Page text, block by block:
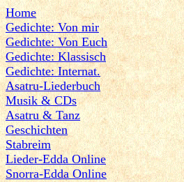
Home
Gedichte: Von mir
Gedichte: Von Euch
Gedichte: Klassisch
Gedichte: Internat.
Asatru-Liederbuch
Musik & CDs
Asatru & Tanz
Geschichten
Stabreim
Lieder-Edda Online
Snorra-Edda Online